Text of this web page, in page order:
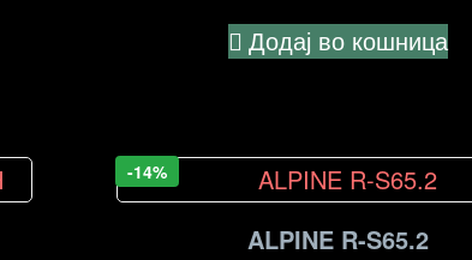
Додај во кошница
-14%
ALPINE R-S65.2